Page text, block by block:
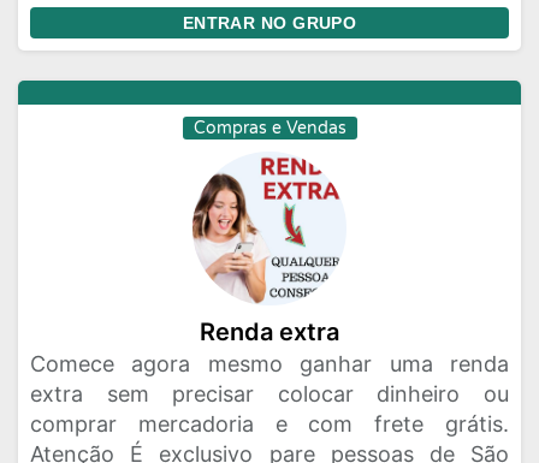
ENTRAR NO GRUPO
Compras e Vendas
Renda extra
Comece agora mesmo ganhar uma renda
extra sem precisar colocar dinheiro ou
comprar mercadoria e com frete grátis.
Atenção É exclusivo pare pessoas de São